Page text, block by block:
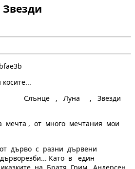
Звезди
, Звезди
, от много мечтания мои
дърво с разни дървени
Като в един